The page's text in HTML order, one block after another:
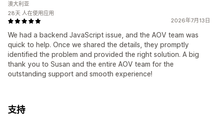
2026年7月13日
We had a backend JavaScript issue, and the AOV team was
quick to help. Once we shared the details, they promptly
identified the problem and provided the right solution. A big
thank you to Susan and the entire AOV team for the
outstanding support and smooth experience!
澳大利亚
28天 人在使用应用
支持